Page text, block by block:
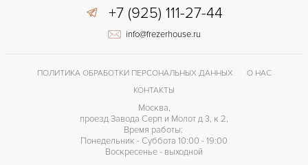
+7 (925) 111-27-44
info@frezerhouse.ru
ПОЛИТИКА ОБРАБОТКИ ПЕРСОНАЛЬНЫХ ДАННЫХ
О НАС
КОНТАКТЫ
Москва,
проезд Завода Серп и Молот д 3, к 2,
Время работы:
Понедельник - Суббота 10:00 - 19:00
Воскресенье - выходной